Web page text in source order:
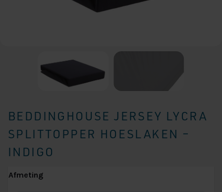
BEDDINGHOUSE JERSEY LYCRA
SPLITTOPPER HOESLAKEN –
INDIGO
Afmeting